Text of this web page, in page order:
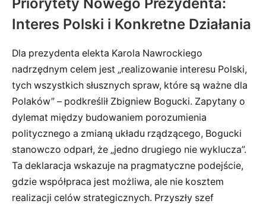
Interes Polski i Konkretne Działania
Dla prezydenta elekta Karola Nawrockiego
nadrzędnym celem jest „realizowanie interesu Polski,
tych wszystkich słusznych spraw, które są ważne dla
Polaków” – podkreślił Zbigniew Bogucki. Zapytany o
dylemat między budowaniem porozumienia
politycznego a zmianą układu rządzącego, Bogucki
stanowczo odparł, że „jedno drugiego nie wyklucza”.
Ta deklaracja wskazuje na pragmatyczne podejście,
gdzie współpraca jest możliwa, ale nie kosztem
realizacji celów strategicznych. Przyszły szef